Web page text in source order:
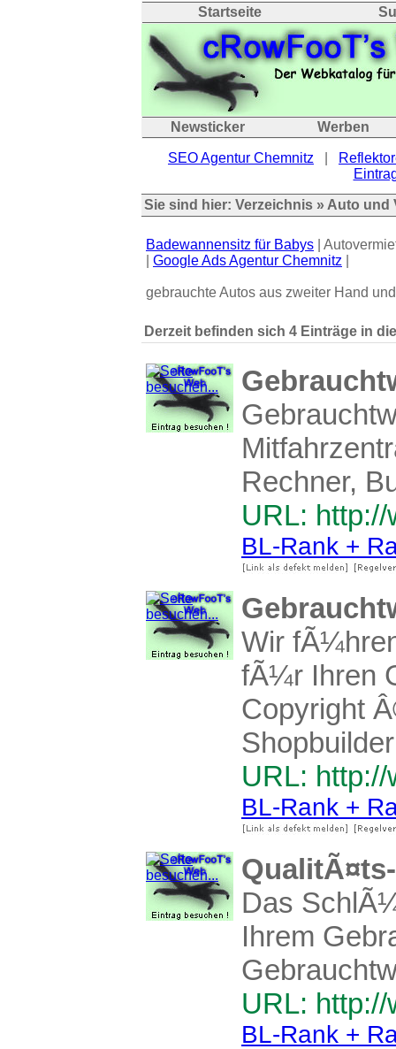
Startseite
Newsticker Werben
SEO Agentur Chemnitz
Sie sind hier: Verzeichnis » Auto und
Badewannensitz für Babys |
Google Ads Agentur Chemnitz
gebrauchte Autos aus zweiter Hand
Derzeit befinden sich 4 Einträge in
Rechner,
URL:
BL-Rank +
Wir
fÃ¼r Ihren
Copyright
URL:
BL-Rank +
Das
Ihrem
URL:
BL-Rank +